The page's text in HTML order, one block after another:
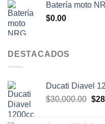
era:
Batería moto
$0.00
DESTACADOS
Ducati Diavel
$30,000.00 El
$